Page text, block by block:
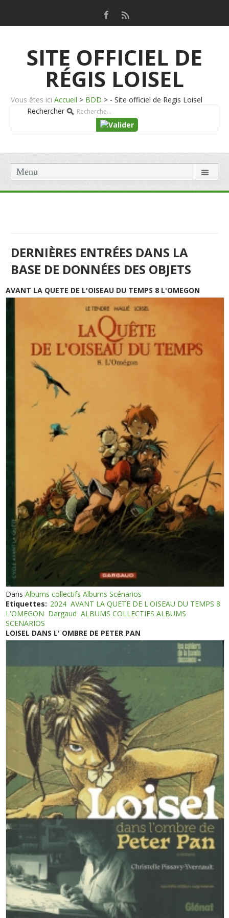
SITE OFFICIEL DE
RÉGIS LOISEL
Vous êtes ici Accueil > BDD > - Site officiel de Regis Loisel
Rechercher
Menu
DERNIÈRES ENTRÉES DANS LA
BASE DE DONNÉES DES OBJETS
AVANT LA QUETE DE L'OISEAU DU TEMPS 8 L'OMEGON
DansAlbums collectifs Albums Scénarios
Etiquettes: 2024 AVANT LA QUETE DE L'OISEAU DU TEMPS 8
L'OMEGON Dargaud ALBUMS COLLECTIFS ALBUMS
SCENARIOS
LOISEL DANS L' OMBRE DE PETER PAN